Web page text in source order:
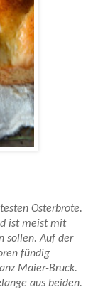
Osterbrote.
ist meist mit
sollen. Auf der
fündig
Maier-Bruck.
aus beiden.